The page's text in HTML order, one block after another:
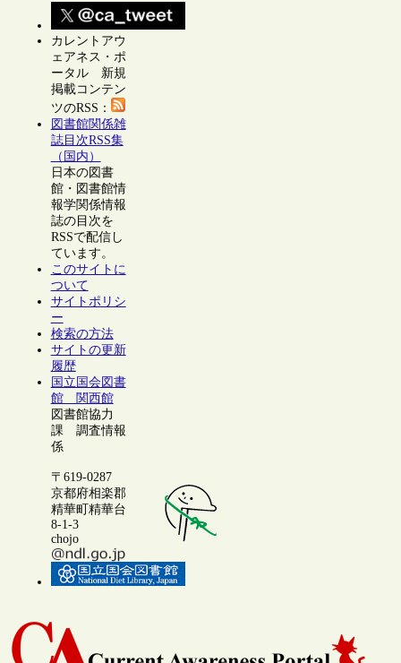
カレントアウ
ェアネス・ポ
ータル 新規
掲載コンテン
ツのRSS：
図書館関係雑
誌目次RSS集
（国内）
日本の図書
館・図書館情
報学関係情報
誌の目次を
RSSで配信し
ています。
このサイトに
ついて
サイトポリシ
ー
検索の方法
サイトの更新
履歴
国立国会図書
館 関西館
図書館協力
課 調査情報
係
〒619-0287
京都府相楽郡
精華町精華台
8-1-3
chojo